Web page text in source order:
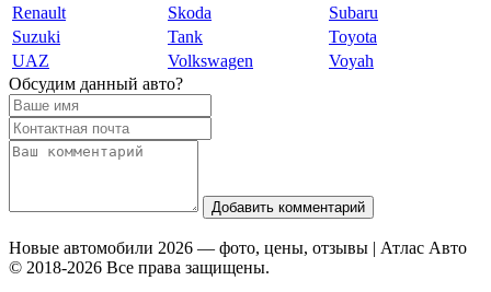
Renault
Skoda
Subaru
Suzuki
Tank
Toyota
UAZ
Volkswagen
Voyah
Обсудим данный авто?
Добавить комментарий
Новые автомобили 2026 — фото, цены, отзывы | Атлас Авто
© 2018-2026 Все права защищены.